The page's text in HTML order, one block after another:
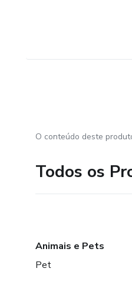
O conteúdo deste
Todos os
Animais e Pets
Pet